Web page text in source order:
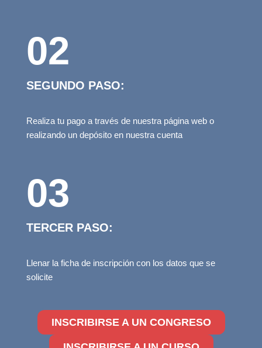
02
SEGUNDO PASO:
Realiza tu pago a través de nuestra página web o
realizando un depósito en nuestra cuenta
03
TERCER PASO:
Llenar la ficha de inscripción con los datos que se
solicite
INSCRIBIRSE A UN CONGRESO